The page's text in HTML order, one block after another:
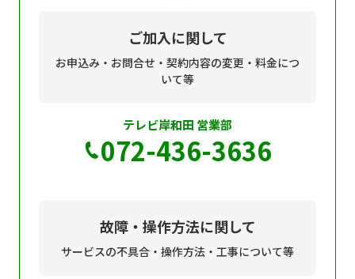
ご加入に関して
お申込み・お問合せ・契約内容の変更・料金につ
いて等
テレビ岸和田 営業部
072-436-3636
故障・操作方法に関して
サービスの不具合・操作方法・工事について等